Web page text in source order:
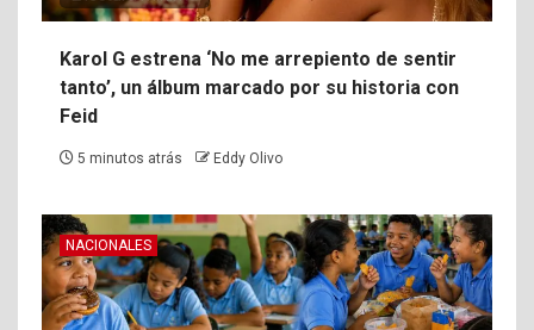
Karol G estrena ‘No me arrepiento de sentir
tanto’, un álbum marcado por su historia con
Feid
5 minutos atrás Eddy Olivo
NACIONALES